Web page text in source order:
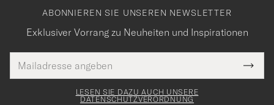
ABONNIEREN SIE UNSEREN NEWSLETTER
Exklusiver Vorrang zu Neuheiten und Inspirationen
Mail
Adresse
Tack
för
LESEN SIE DAZU AUCH UNSERE
DATENSCHUTZVERORDNUNG